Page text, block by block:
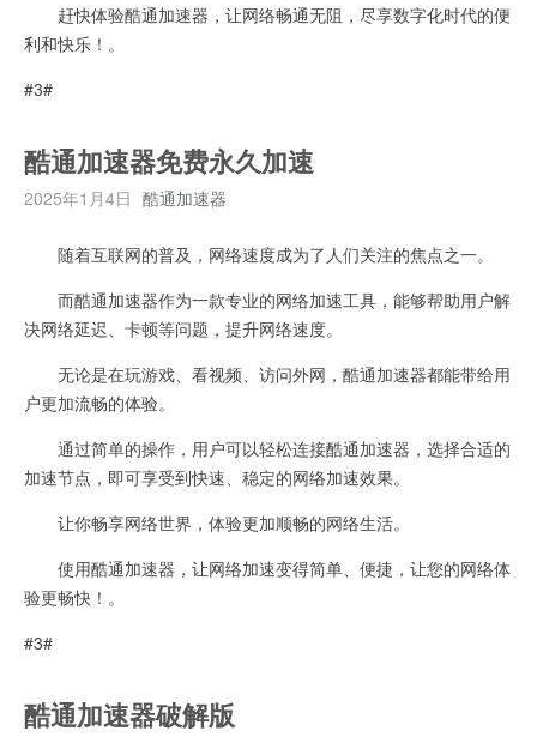
赶快体验酷通加速器，让网络畅通无阻，尽享数字化时代的便
利和快乐！。
#3#
酷通加速器免费永久加速
2025年1月4日 酷通加速器
随着互联网的普及，网络速度成为了人们关注的焦点之一。
而酷通加速器作为一款专业的网络加速工具，能够帮助用户解
决网络延迟、卡顿等问题，提升网络速度。
无论是在玩游戏、看视频、访问外网，酷通加速器都能带给用
户更加流畅的体验。
通过简单的操作，用户可以轻松连接酷通加速器，选择合适的
加速节点，即可享受到快速、稳定的网络加速效果。
让你畅享网络世界，体验更加顺畅的网络生活。
使用酷通加速器，让网络加速变得简单、便捷，让您的网络体
验更畅快！。
#3#
酷通加速器破解版